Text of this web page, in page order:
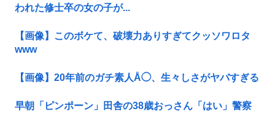
われた修士卒の女の子が...
【画像】このボケて、破壊力ありすぎてクッソワロタ
www
【画像】20年前のガチ素人Å◯、生々しさがヤバすぎる
早朝「ピンポーン」田舎の38歳おっさん「はい」警察